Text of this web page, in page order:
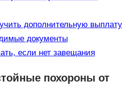
дополнительную выплату
документы
если нет завещания
похороны от